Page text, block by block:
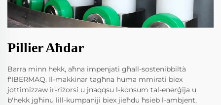
Pillier Aħdar
Barra minn hekk, aħna impenjati għall-sostenibbiltà
f'IBERMAQ. Il-makkinar tagħna huma mmirati biex
jottimizzaw ir-riżorsi u jnaqqsu l-konsum tal-enerġija u
b'hekk jgħinu lill-kumpaniji biex jieħdu ħsieb l-ambjent,